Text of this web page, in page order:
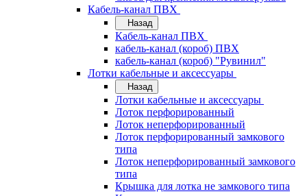
Кабель-канал ПВХ
Назад
Кабель-канал ПВХ
кабель-канал (короб) ПВХ
кабель-канал (короб) "Рувинил"
Лотки кабельные и аксессуары
Назад
Лотки кабельные и аксессуары
Лоток перфорированный
Лоток неперфорированный
Лоток перфорированный замкового
типа
Лоток неперфорированный замкового
типа
Крышка для лотка не замкового типа